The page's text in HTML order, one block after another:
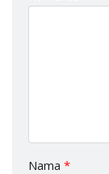
Nama *